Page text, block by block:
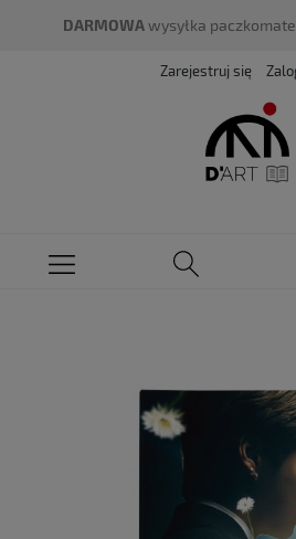
DARMOWAwysyłka
Zarejestruj się